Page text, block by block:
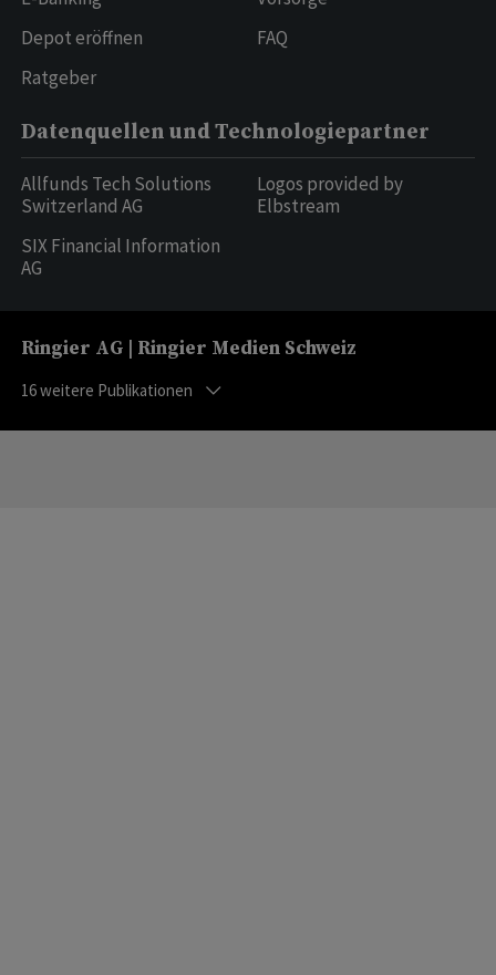
Depot eröffnen
Ratgeber
FAQ
Datenquellen und Technologiepartner
Allfunds Tech Solutions
Switzerland AG
SIX Financial Information
AG
Logos provided by
Elbstream
Ringier AG | Ringier Medien Schweiz
16weitere Publikationen